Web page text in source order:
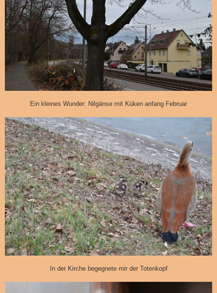
Ein kleines Wunder: Nilgänse mit Küken anfang Februar
In der Kirche begegnete mir der Totenkopf